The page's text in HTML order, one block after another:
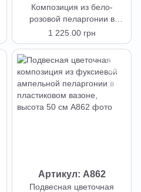
Композиция из бело-
розовой пеларгонии в
прямоугольном вазоне,
высота 35 см
1 225.00 грн
Артикул: А862
Подвесная цветочная